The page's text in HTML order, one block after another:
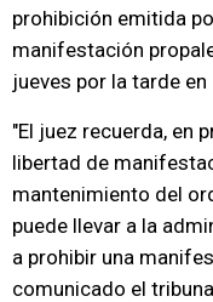
prohibición emitida
manifestación
jueves por la tarde en
"El juez recuerda, en
libertad de
mantenimiento del
puede llevar a la
a prohibir una
comunicado el